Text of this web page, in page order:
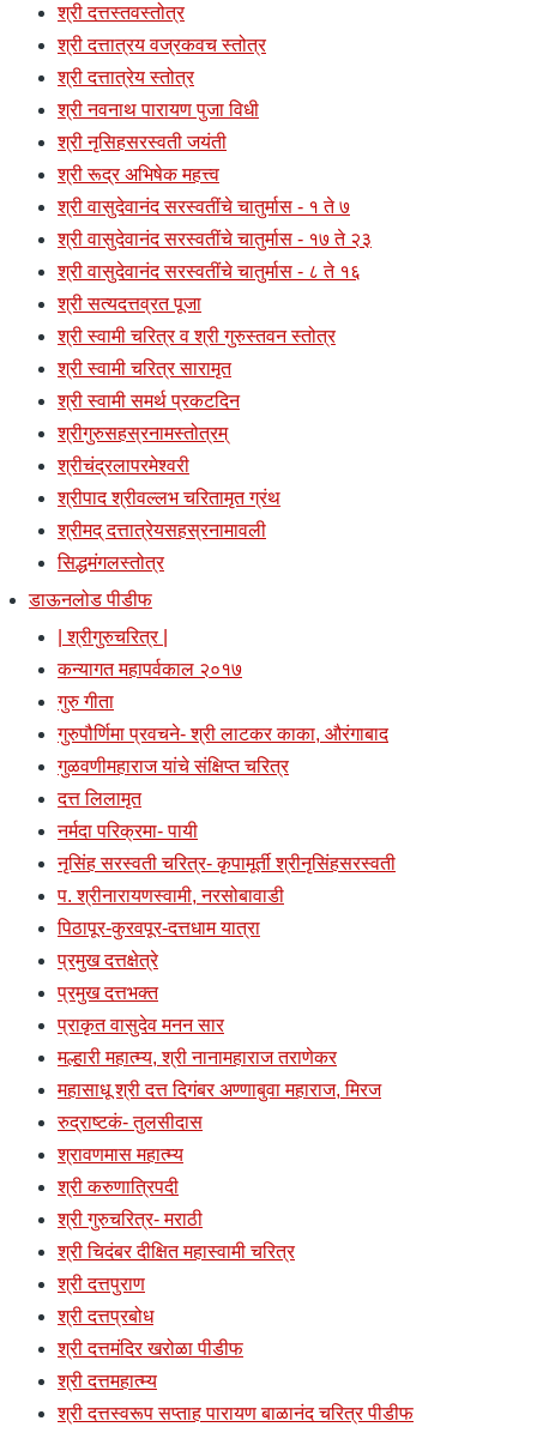
श्री दत्तस्तवस्तोत्र
श्री दत्तात्रय वज्रकवच स्तोत्र
श्री दत्तात्रेय स्तोत्र
श्री नवनाथ पारायण पुजा विधी
श्री नृसिहसरस्वती जयंती
श्री रूद्र अभिषेक महत्त्व
श्री वासुदेवानंद सरस्वतींचे चातुर्मास - १ ते ७
श्री वासुदेवानंद सरस्वतींचे चातुर्मास - १७ ते २३
श्री वासुदेवानंद सरस्वतींचे चातुर्मास - ८ ते १६
श्री सत्यदत्तव्रत पूजा
श्री स्वामी चरित्र व श्री गुरुस्तवन स्तोत्र
श्री स्वामी चरित्र सारामृत
श्री स्वामी समर्थ प्रकटदिन
श्रीगुरुसहस्रनामस्तोत्रम्
श्रीचंद्रलापरमेश्वरी
श्रीपाद श्रीवल्लभ चरितामृत ग्रंथ
श्रीमद् दत्तात्रेयसहस्रनामावली
सिद्धमंगलस्तोत्र
डाऊनलोड पीडीफ
| श्रीगुरुचरित्र |
कन्यागत महापर्वकाल २०१७
गुरु गीता
गुरुपौर्णिमा प्रवचने- श्री लाटकर काका, औरंगाबाद
गुळवणीमहाराज यांचे संक्षिप्त चरित्र
दत्त लिलामृत
नर्मदा परिक्रमा- पायी
नृसिंह सरस्वती चरित्र- कृपामूर्ती श्रीनृसिंहसरस्वती
प. श्रीनारायणस्वामी, नरसोबावाडी
पिठापूर-कुरवपूर-दत्तधाम यात्रा
प्रमुख दत्तक्षेत्रे
प्रमुख दत्तभक्त
प्राकृत वासुदेव मनन सार
मल्हारी महात्म्य, श्री नानामहाराज तराणेकर
महासाधू श्री दत्त दिगंबर अण्णाबुवा महाराज, मिरज
रुद्राष्टकं- तुलसीदास
श्रावणमास महात्म्य
श्री करुणात्रिपदी
श्री गुरुचरित्र- मराठी
श्री चिदंबर दीक्षित महास्वामी चरित्र
श्री दत्तपुराण
श्री दत्तप्रबोध
श्री दत्तमंदिर खरोळा पीडीफ
श्री दत्तमहात्म्य
श्री दत्तस्वरूप सप्ताह पारायण बाळानंद चरित्र पीडीफ